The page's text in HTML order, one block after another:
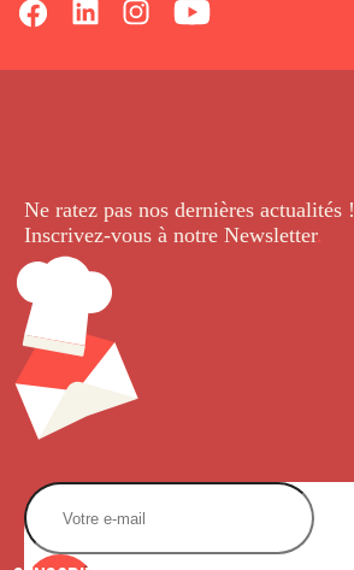
Ne ratez pas nos dernières actualités !
Inscrivez-vous à notre Newsletter.